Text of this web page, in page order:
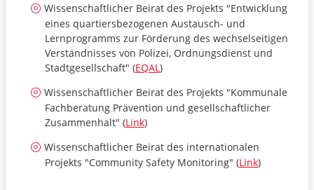
Wissenschaftlicher Beirat des Projekts "Entwicklung
eines quartiersbezogenen Austausch- und
Lernprogramms zur Förderung des wechselseitigen
Verständnisses von Polizei, Ordnungsdienst und
Stadtgesellschaft" (EQAL )
Wissenschaftlicher Beirat des Projekts "Kommunale
Fachberatung Prävention und gesellschaftlicher
Zusammenhalt" (Link)
Wissenschaftlicher Beirat des internationalen
Projekts "Community Safety Monitoring" (Link)